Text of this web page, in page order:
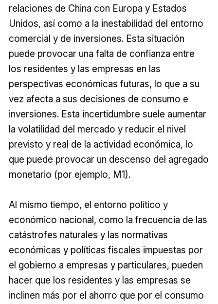
relaciones de China con Europa y Estados
Unidos, así como a la inestabilidad del entorno
comercial y de inversiones. Esta situación
puede provocar una falta de confianza entre
los residentes y las empresas en las
perspectivas económicas futuras, lo que a su
vez afecta a sus decisiones de consumo e
inversiones. Esta incertidumbre suele aumentar
la volatilidad del mercado y reducir el nivel
previsto y real de la actividad económica, lo
que puede provocar un descenso del agregado
monetario (por ejemplo, M1).
Al mismo tiempo, el entorno político y
económico nacional, como la frecuencia de las
catástrofes naturales y las normativas
económicas y políticas fiscales impuestas por
el gobierno a empresas y particulares, pueden
hacer que los residentes y las empresas se
inclinen más por el ahorro que por el consumo